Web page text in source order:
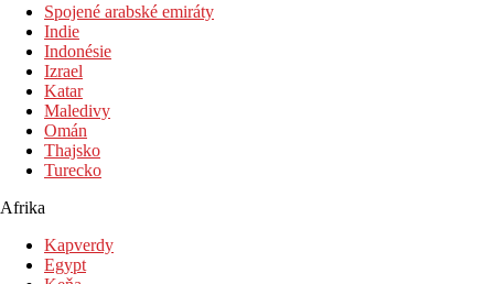
Spojené arabské emiráty
Indie
Indonésie
Izrael
Katar
Maledivy
Omán
Thajsko
Turecko
Afrika
Kapverdy
Egypt